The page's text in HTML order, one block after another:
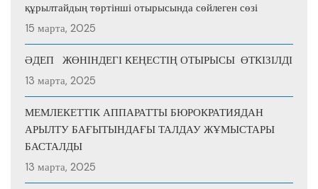
құрылтайдың төртінші отырысында сөйлеген сөзі
15 марта, 2025
ӘДЕП ЖӨНІНДЕГІ КЕҢЕСТІҢ ОТЫРЫСЫ ӨТКІЗІЛДІ
13 марта, 2025
МЕМЛЕКЕТТІК АППАРАТТЫ БЮРОКРАТИЯДАН
АРЫЛТУ БАҒЫТЫНДАҒЫ ТАЛДАУ ЖҰМЫСТАРЫ
БАСТАЛДЫ
13 марта, 2025